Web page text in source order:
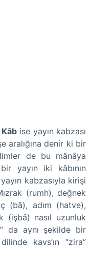
Kâbise yayın kabzası
aralığına denir ki bir
de bu mânâya
yayın iki kâbının
kabzasıyla kirişi
(rumh), değnek
(bâ), adım (hatve),
(işbâ) nasıl uzunluk
da aynı şekilde bir
kavs’ın “zira”